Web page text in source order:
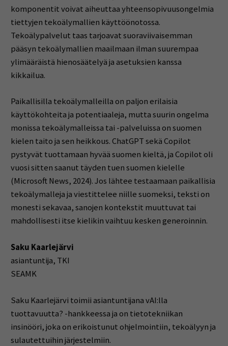
komponentit voivat aiheuttaa yhteensopivuusongelmia
tiettyjen tekoälymallien käyttöönotossa.
Tekoälypalvelut taas tarjoavat suoraviivaisemman
pääsyn tekoälymallien maailmaan ilman suurempaa
ylimääräistä hienosäätelyä ja asetuksien kanssa
kikkailua.
Paikallisilla tekoälymalleilla on paljon erilaisia
käyttökohteita ja potentiaaleja, mutta suurin ongelma
monissa tekoälymalleissa tai -palveluissa on suomen
kielen taito ja sen heikkous. ChatGPT sekä Copilot
pystyvät tuottamaan hyvää suomen kieltä, ja Copilot oli
vuosi sitten saanut täyden tuen suomen kielelle
(Microsoft News, 2024). Jos lähtee testaamaan paikallisia
tekoälymalleja ja viestittelee niille suomeksi, teksti on
monesti sekavaa, sanojen kontekstit muuttuvat tai
mahdollisesti itse kielikin vaihtuu kesken generoinnin.
Saku Kaarlejärvi
asiantuntija, TKI
SEAMK
Saku Kaarlejärvi toimii asiantuntijana vAI:lla
tuottavuutta? -hankkeessa ja on tietotekniikan
insinööri, joka on erikoistunut ohjelmointiin, tekoälyyn ja
sulautettuihin järjestelmiin.